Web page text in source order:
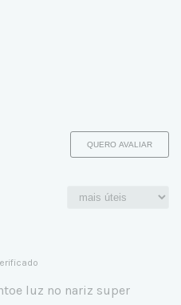
QUERO AVALIAR
luz no nariz super